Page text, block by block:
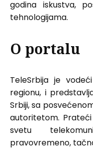
godina iskustva,
tehnologijama.
O portalu
TeleSrbija je
regionu, i
Srbiji, sa
autoritetom.
svetu
pravovremeno,